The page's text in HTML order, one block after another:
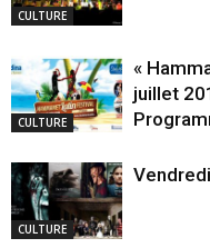
CULTURE
CULTURE
«
juillet
CULTURE